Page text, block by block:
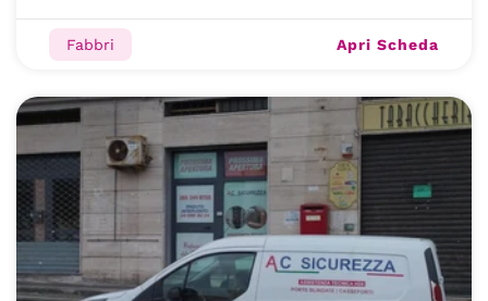
Fabbri Apri Scheda